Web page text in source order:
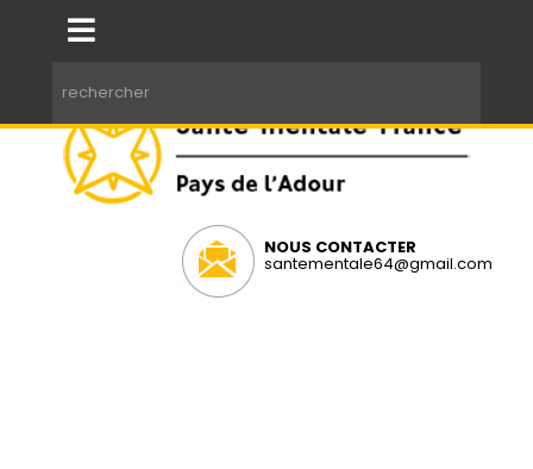
NOUS CONTACTER
santementale64@gmail.com